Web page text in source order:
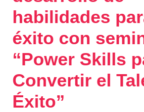
habilidades
éxito con
“Power Skills
Convertir el
Éxito”